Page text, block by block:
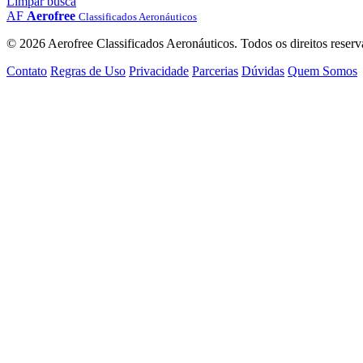
AF Aerofree Classificados Aeronáuticos
© 2026 Aerofree Classificados Aeronáuticos. Todos os direitos
Contato Regras de Uso Privacidade Parcerias Dúvidas Quem Somos